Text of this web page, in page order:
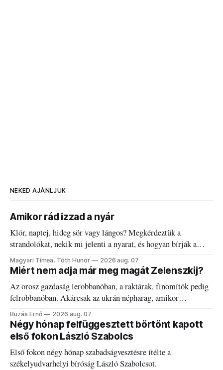
NEKED AJÁNLJUK
Amikor rád izzad a nyár
Klór, naptej, hideg sör vagy lángos? Megkérdeztük a
strandolókat, nekik mi jelenti a nyarat, és hogyan bírják a
kánikulát.
Magyari Tímea, Tóth Hunor 2026 aug. 07
Miért nem adja már meg magát Zelenszkij?
Az orosz gazdaság lerobbanóban, a raktárak, finomítók pedig
felrobbanóban. Akárcsak az ukrán népharag, amikor
elégedetlen vezetőivel.
Buzás Ernő 2026 aug. 07
Négy hónap felfüggesztett börtönt kapott
első fokon László Szabolcs
Első fokon négy hónap szabadságvesztésre ítélte a
székelyudvarhelyi bíróság László Szabolcsot.